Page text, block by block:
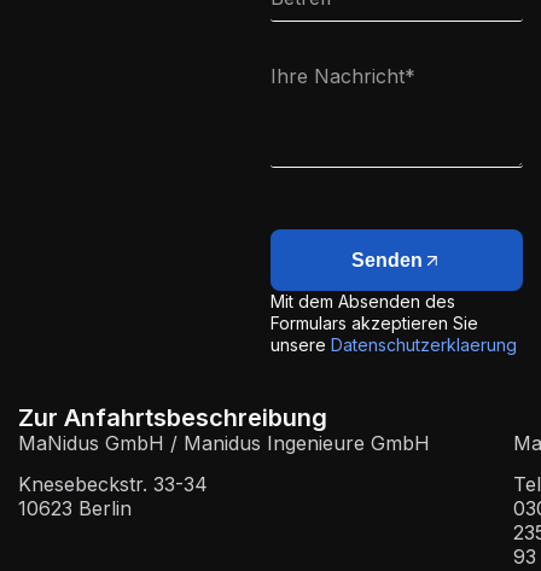
Senden
Mit dem Absenden des
Formulars akzeptieren Sie
unsere Datenschutzerklaerung
Zur Anfahrtsbeschreibung
MaNidus GmbH / Manidus Ingenieure GmbH
Knesebeckstr. 33-34
10623 Berlin
93